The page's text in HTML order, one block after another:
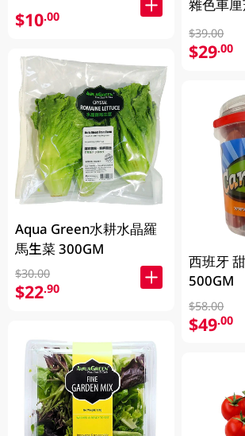
$10.00
Aqua Green水耕水晶羅
馬生菜 300GM
$30.00
$22.90
雜色車
$39.00
$29.00
西班牙
500GM
$58.00
$49.00